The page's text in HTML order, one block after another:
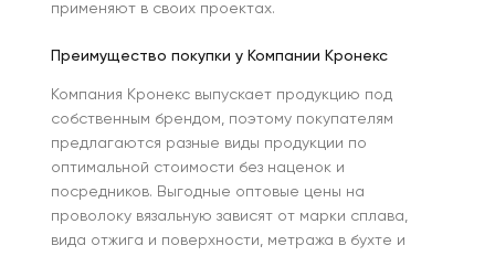
применяют в своих проектах.
Преимущество покупки у Компании Кронекс
Компания Кронекс выпускает продукцию под
собственным брендом, поэтому покупателям
предлагаются разные виды продукции по
оптимальной стоимости без наценок и
посредников. Выгодные оптовые цены на
проволоку вязальную зависят от марки сплава,
вида отжига и поверхности, метража в бухте и